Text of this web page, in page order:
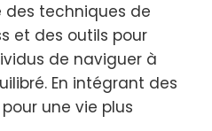
des techniques de
et des outils pour
de naviguer à
En intégrant des
une vie plus